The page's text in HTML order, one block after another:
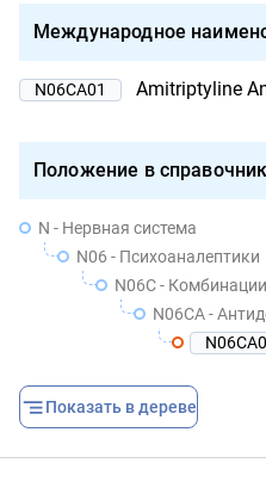
Международное
N06CA01 Amitriptyline
Положение в
N - Нервная система
N06 - Психоаналептики
N06C - Комбинации
N06CA -
Показать в дереве